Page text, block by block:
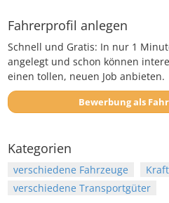
Fahrerprofil anlegen
Schnell und Gratis: In nur 1
angelegt und schon können
einen tollen, neuen Job anbieten.
Kategorien
verschiedene Fahrzeuge
verschiedene Transportgüter